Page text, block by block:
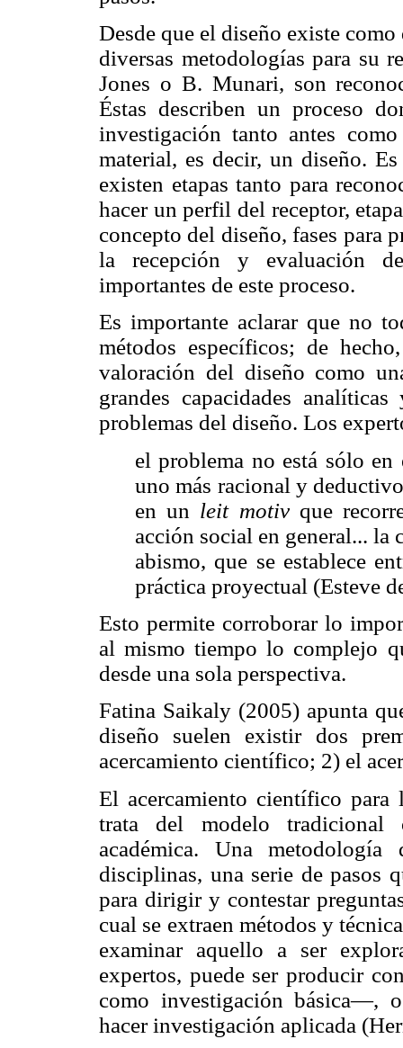
Desde que el diseño existe
diversas metodologías para su
Jones o B. Munari, son
Éstas describen un proceso
investigación tanto antes
material, es decir, un diseño.
existen etapas tanto para
hacer un perfil del receptor,
concepto del diseño, fases para
la recepción y evaluación
importantes de este proceso.
Es importante aclarar que no
métodos específicos; de
valoración del diseño como
grandes capacidades
problemas del diseño. Los
el problema no está sólo en
uno más racional y
en un leit motiv que
acción social en general... la
abismo, que se establece
práctica proyectual (Esteve
Esto permite corroborar lo
al mismo tiempo lo complejo
desde una sola perspectiva.
Fatina Saikaly (2005) apunta
diseño suelen existir dos
acercamiento científico; 2) el
El acercamiento científico
trata del modelo tradicional
académica. Una
disciplinas, una serie de pasos
para dirigir y contestar
cual se extraen métodos y
examinar aquello a ser
expertos, puede ser producir
como investigación básica—,
hacer investigación aplicada